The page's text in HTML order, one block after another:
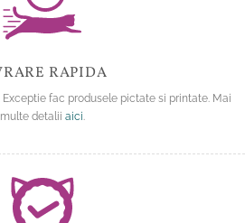
RAPIDA
fac produsele pictate si printate. Mai
multe detalii aici